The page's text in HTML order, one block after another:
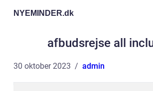
NYEMINDER.dk
afbudsrejse all
30 oktober 2023 admin